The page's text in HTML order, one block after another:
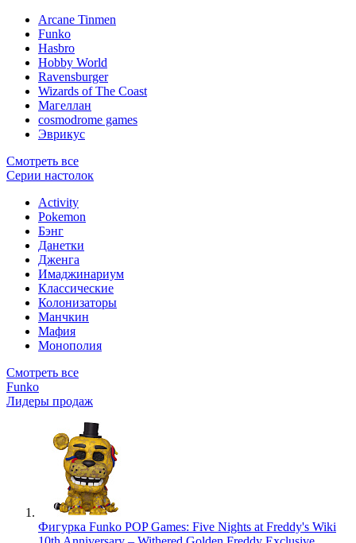
Arcane Tinmen
Funko
Hasbro
Hobby World
Ravensburger
Wizards of The Coast
Магеллан
сosmodrome games
Эврикус
Смотреть все
Серии настолок
Activity
Pokemon
Бэнг
Данетки
Дженга
Имаджинариум
Классические
Колонизаторы
Манчкин
Мафия
Монополия
Смотреть все
Funko
Лидеры продаж
Фигурка Funko POP Games: Five Nights at Freddy's Wiki